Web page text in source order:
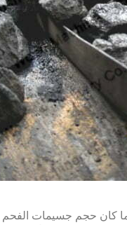
كان حجم جسيمات الفحم